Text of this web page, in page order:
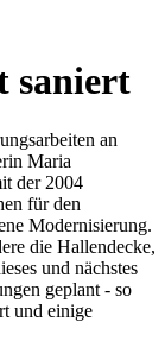
saniert
an
Maria
der 2004
für den
Modernisierung.
die Hallendecke,
und nächstes
geplant - so
und einige